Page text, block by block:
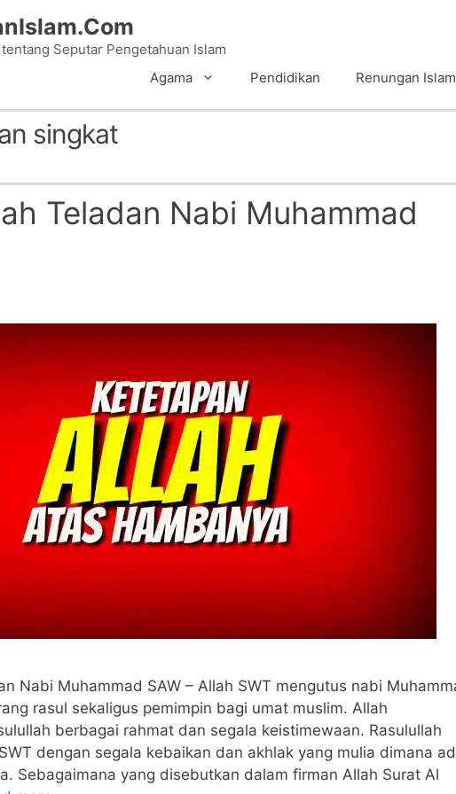
Seputar Pengetahuan Islam
Agama
Pendidikan Renungan Islam
singkat
Teladan Nabi Muhammad
Nabi Muhammad SAW – Allah SWT mengutus nabi
rasul sekaligus pemimpin bagi umat muslim. Allah
berbagai rahmat dan segala keistimewaan. Rasulullah
dengan segala kebaikan dan akhlak yang mulia dimana
Sebagaimana yang disebutkan dalam firman Allah Surat Al